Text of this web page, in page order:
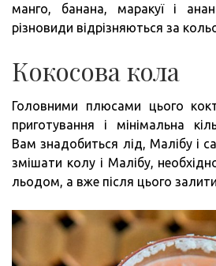
манго, банана, маракуї і
різновиди відрізняються за
Кокосова кола
Головними плюсами цього
приготування і мінімальна
Вам знадобиться лід, Малібу і
змішати колу і Малібу,
льодом, а вже після цього залити